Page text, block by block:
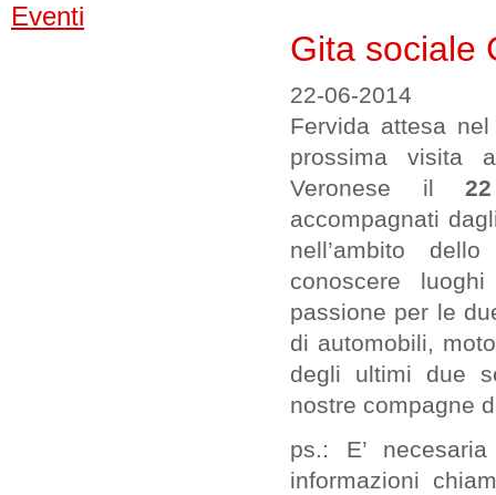
Eventi
Gita sociale
22-06-2014
Fervida attesa
prossima visita
Veronese il
accompagnati
nell’ambito
conoscere
passione per le
di automobili,
degli ultimi due
nostre compagne
ps.: E’
informazioni